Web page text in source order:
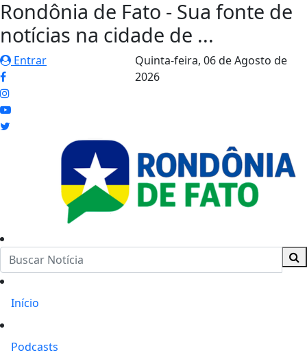
Rondônia de Fato - Sua fonte de
notícias na cidade de ...
Entrar Quinta-feira, 06 de Agosto de
2026
Início
Podcasts